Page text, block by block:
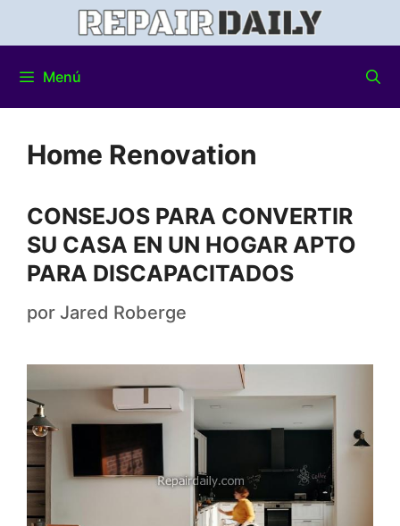
Menú
Home Renovation
CONSEJOS PARA CONVERTIR
SU CASA EN UN HOGAR APTO
PARA DISCAPACITADOS
por Jared Roberge